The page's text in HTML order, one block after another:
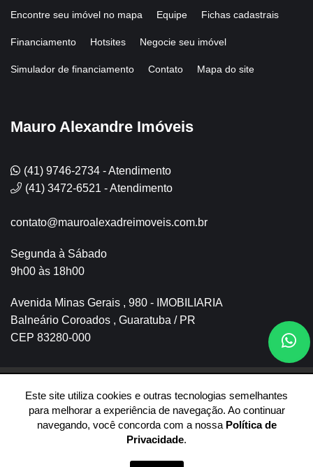
Encontre seu imóvel no mapa Equipe Fichas cadastrais
Financiamento Hotsites Negocie seu imóvel
Simulador de financiamento Contato Mapa do site
Mauro Alexandre Imóveis
(41) 9746-2734 - Atendimento
(41) 3472-6521 - Atendimento
contato@mauroalexadreimoveis.com.br
Segunda à Sábado
9h00 às 18h00
Avenida Minas Gerais , 980 - IMOBILIARIA
Balneário Coroados , Guaratuba / PR
CEP 83280-000
© 2026 Mauro Alexandre Imóveis - 30.673.080/0001-07 -Todos
os Direitos Reservados. CRECI 06430-J
Este site utiliza cookies e outras tecnologias semelhantes
para melhorar a experiência de navegação. Ao continuar
navegando, você concorda com a nossa Política de
Privacidade.